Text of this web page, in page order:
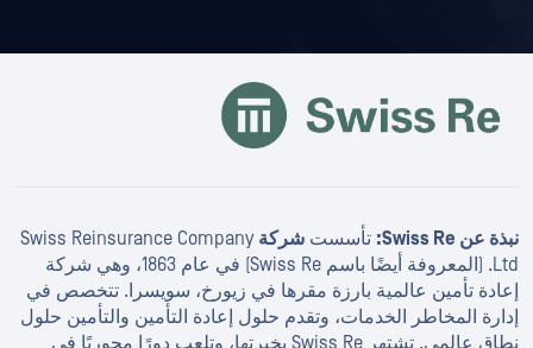
نبذة عن Swiss Re: تأسست شركة Swiss Reinsurance Company
Ltd. (المعروفة أيضًا باسم Swiss Re) في عام 1863، وهي شركة
إعادة تأمين عالمية بارزة مقرها في زيورخ، سويسرا. تتخصص في
إدارة المخاطر الخدمات، وتقدم حلول إعادة التأمين والتأمين حلول
نطاق عالمي. تشتهر Swiss Re بخبرتها، وتلعب دورًا محوريًا في